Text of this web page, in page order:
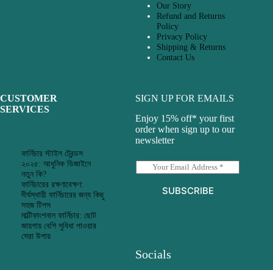
Our Story
Refund and Returns
Policy
Privacy Policy
Shipping & Returns
Contact Us
CUSTOMER
SERVICES
ফার্নিচার স্টাইল ট্রেন্ডস
২০২৫: আধুনিক ডিজাইনে
নতুন কি?
ফার্নিচারের রক্ষণাবেক্ষণ:
দীর্ঘস্থায়ী ফার্নিচারের জন্য কিছু
সহজ টিপস
মাল্টিফাংশনাল ফার্নিচার: ছোট
জায়গায় বেশি সুবিধা পাওয়ার
সেরা উপায়
SIGN UP FOR EMAILS
Enjoy 15% off* your first
order when sign up to our
newsletter
m
SUBSCRIBE
Socials